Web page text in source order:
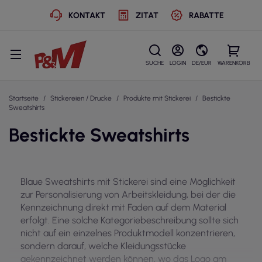
KONTAKT ZITAT RABATTE
SUCHE LOGIN DE/EUR WARENKORB
Startseite Stickereien / Drucke Produkte mit Stickerei
Bestickte
Sweatshirts
Bestickte Sweatshirts
Blaue Sweatshirts mit Stickerei sind eine Möglichkeit
zur Personalisierung von Arbeitskleidung, bei der die
Kennzeichnung direkt mit Faden auf dem Material
erfolgt. Eine solche Kategoriebeschreibung sollte sich
nicht auf ein einzelnes Produktmodell konzentrieren,
sondern darauf, welche Kleidungsstücke
gekennzeichnet werden können, wo das Logo am